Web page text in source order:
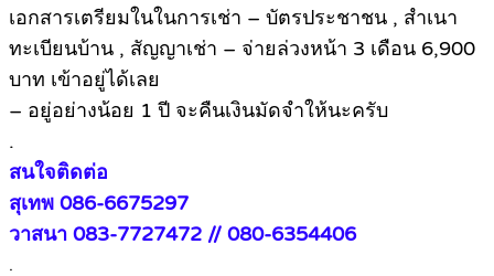
เอกสารเตรียมในในการเช่า – บัตรประชาชน , สำเนา
ทะเบียนบ้าน , สัญญาเช่า – จ่ายล่วงหน้า 3 เดือน 6,900
บาท เข้าอยู่ได้เลย
– อยู่อย่างน้อย 1 ปี จะคืนเงินมัดจำให้นะครับ
.
สนใจติดต่อ
สุเทพ 086-6675297
วาสนา 083-7727472 // 080-6354406
.